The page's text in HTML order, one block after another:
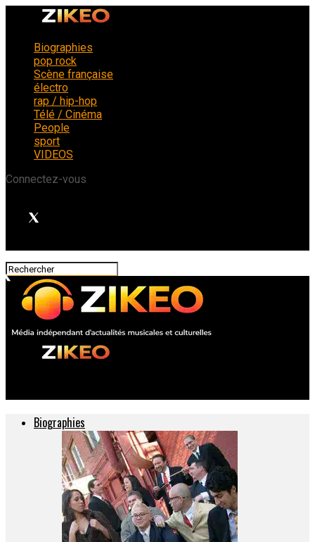
Biographies
pop rock
Scène française
électro
rap / hip-hop
Télé / Cinéma
People
sport
VIDEOS
Connectez-vous
Biographies